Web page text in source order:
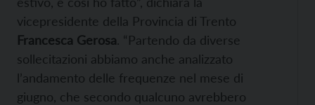
vicepresidente della Provincia di Trento
Francesca Gerosa. “Partendo da diverse
sollecitazioni abbiamo anche analizzato
l’andamento delle frequenze nel mese di
giugno, che secondo qualcuno avrebbero